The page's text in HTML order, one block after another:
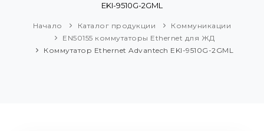
EKI-9510G-2GML
Начало Каталог продукции
Коммуникации
EN50155 коммутаторы Ethernet для ЖД
Коммутатор Ethernet Advantech EKI-9510G-2GML